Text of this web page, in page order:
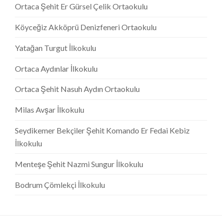
Ortaca Şehit Er Gürsel Çelik Ortaokulu
Köyceğiz Akköprü Denizfeneri Ortaokulu
Yatağan Turgut İlkokulu
Ortaca Aydınlar İlkokulu
Ortaca Şehit Nasuh Aydın Ortaokulu
Milas Avşar İlkokulu
Seydikemer Bekçiler Şehit Komando Er Fedai Kebiz
İlkokulu
Menteşe Şehit Nazmi Sungur İlkokulu
Bodrum Çömlekçi İlkokulu